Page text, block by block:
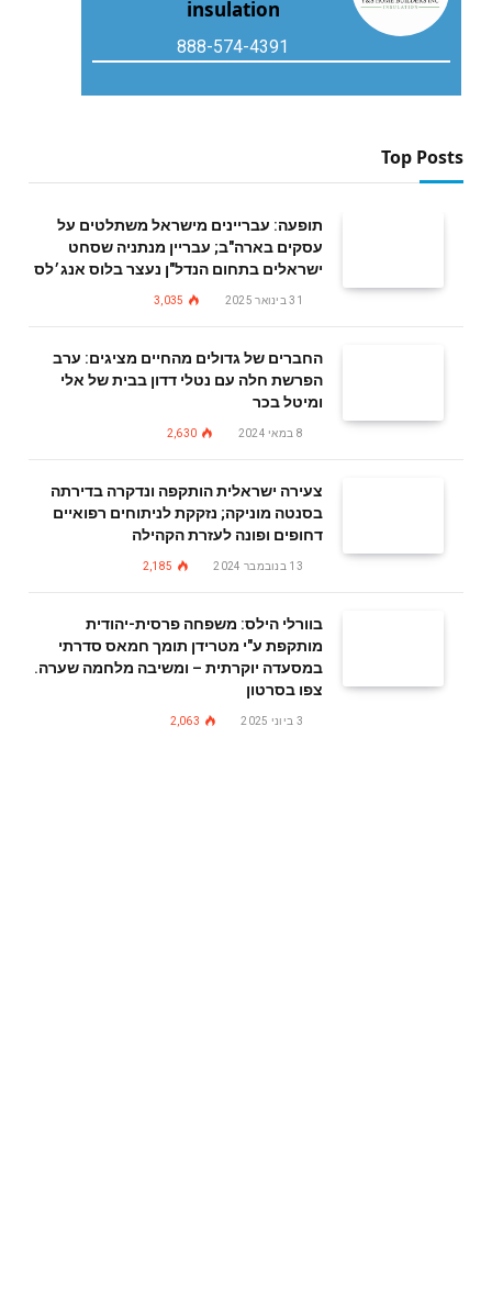
insulation
888-574-4391
Top Posts
תופעה: עבריינים מישראל משתלטים על
עסקים בארה"ב; עבריין מנתניה שסחט
ישראלים בתחום הנדל"ן נעצר בלוס אנג׳לס
31 בינואר 2025 3,035
החברים של גדולים מהחיים מציגים: ערב
הפרשת חלה עם נטלי דדון בבית של אלי
ומיטל בכר
8 במאי 2024 2,630
צעירה ישראלית הותקפה ונדקרה בדירתה
בסנטה מוניקה; נזקקת לניתוחים רפואיים
דחופים ופונה לעזרת הקהילה
13 בנובמבר 2024 2,185
בוורלי הילס: משפחה פרסית-יהודית
מותקפת ע"י מטרידן תומך חמאס סדרתי
במסעדה יוקרתית – ומשיבה מלחמה שערה.
צפו בסרטון
3 ביוני 2025 2,063